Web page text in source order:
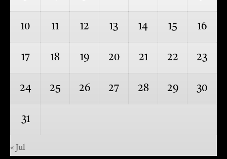
10 11 12 13 14 15 16
17 18 19 20 21 22 23
24 25 26 27 28 29 30
31
« Jul